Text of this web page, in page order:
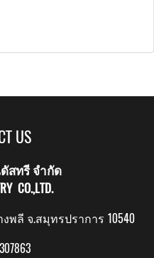
US
สทรี จำกัด
CO.,LTD.
พลี จ.สมุทรปราการ 10540